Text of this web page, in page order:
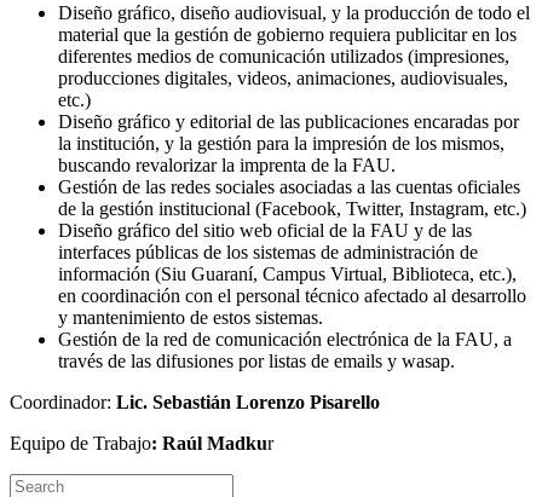
Diseño gráfico, diseño audiovisual, y la producción de todo el
material que la gestión de gobierno requiera publicitar en los
diferentes medios de comunicación utilizados (impresiones,
producciones digitales, videos, animaciones, audiovisuales,
etc.)
Diseño gráfico y editorial de las publicaciones encaradas por
la institución, y la gestión para la impresión de los mismos,
buscando revalorizar la imprenta de la FAU.
Gestión de las redes sociales asociadas a las cuentas oficiales
de la gestión institucional (Facebook, Twitter, Instagram, etc.)
Diseño gráfico del sitio web oficial de la FAU y de las
interfaces públicas de los sistemas de administración de
información (Siu Guaraní, Campus Virtual, Biblioteca, etc.),
en coordinación con el personal técnico afectado al desarrollo
y mantenimiento de estos sistemas.
Gestión de la red de comunicación electrónica de la FAU, a
través de las difusiones por listas de emails y wasap.
Coordinador: Lic. Sebastián Lorenzo Pisarello
Equipo de Trabajo: Raúl Madkur